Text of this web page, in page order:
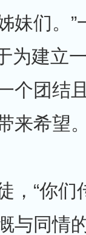
妹们。”
为建立
个团结
来希望
，“你们
与同情